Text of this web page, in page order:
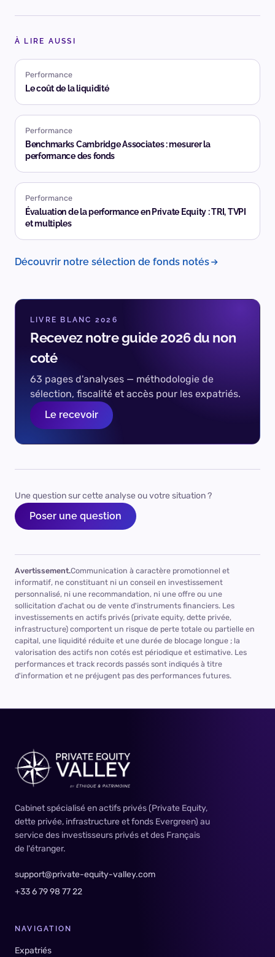
À LIRE AUSSI
Performance
Le coût de la liquidité
Performance
Benchmarks Cambridge Associates : mesurer la
performance des fonds
Performance
Évaluation de la performance en Private Equity : TRI, TVPI
et multiples
Découvrir notre sélection de fonds notés
LIVRE BLANC 2026
Recevez notre guide 2026 du non
coté
63 pages d'analyses — méthodologie de
sélection, fiscalité et accès pour les expatriés.
Le recevoir
Une question sur cette analyse ou votre situation ?
Poser une question
Avertissement.Communication à caractère promotionnel et
informatif, ne constituant ni un conseil en investissement
personnalisé, ni une recommandation, ni une offre ou une
sollicitation d'achat ou de vente d'instruments financiers. Les
investissements en actifs privés (private equity, dette privée,
infrastructure) comportent un risque de perte totale ou partielle en
capital, une liquidité réduite et une durée de blocage longue ; la
valorisation des actifs non cotés est périodique et estimative. Les
performances et track records passés sont indiqués à titre
d'information et ne préjugent pas des performances futures.
Cabinet spécialisé en actifs privés (Private Equity,
dette privée, infrastructure et fonds Evergreen) au
service des investisseurs privés et des Français
de l'étranger.
support@private-equity-valley.com
+33 6 79 98 77 22
NAVIGATION
Expatriés